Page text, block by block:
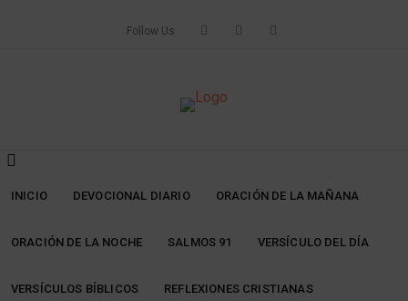
Follow Us
INICIO DEVOCIONAL DIARIO ORACIÓN DE LA MAÑANA
ORACIÓN DE LA NOCHE SALMOS 91 VERSÍCULO DEL DÍA
VERSÍCULOS BÍBLICOS REFLEXIONES CRISTIANAS